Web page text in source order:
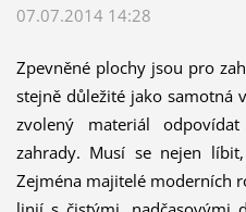
07.07.2014 14:28
Zpevněné plochy jsou pro
stejně důležité jako samotná
zvolený materiál
zahrady. Musí se nejen
Zejména majitelé moderních